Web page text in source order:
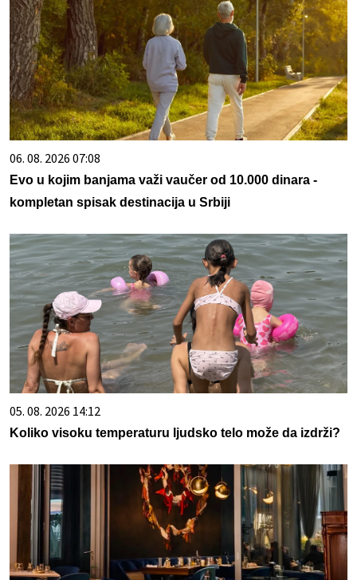
06. 08. 2026 07:08
Evo u kojim banjama važi vaučer od 10.000 dinara -
kompletan spisak destinacija u Srbiji
05. 08. 2026 14:12
Koliko visoku temperaturu ljudsko telo može da izdrži?